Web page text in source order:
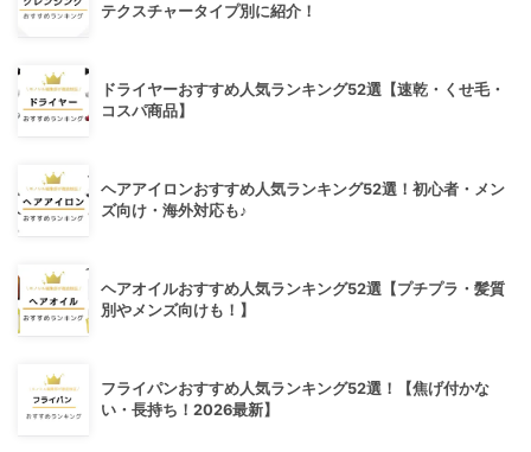
テクスチャータイプ別に紹介！
ドライヤーおすすめ人気ランキング52選【速乾・くせ毛・
コスパ商品】
ヘアアイロンおすすめ人気ランキング52選！初心者・メン
ズ向け・海外対応も♪
ヘアオイルおすすめ人気ランキング52選【プチプラ・髪質
別やメンズ向けも！】
フライパンおすすめ人気ランキング52選！【焦げ付かな
い・長持ち！2026最新】